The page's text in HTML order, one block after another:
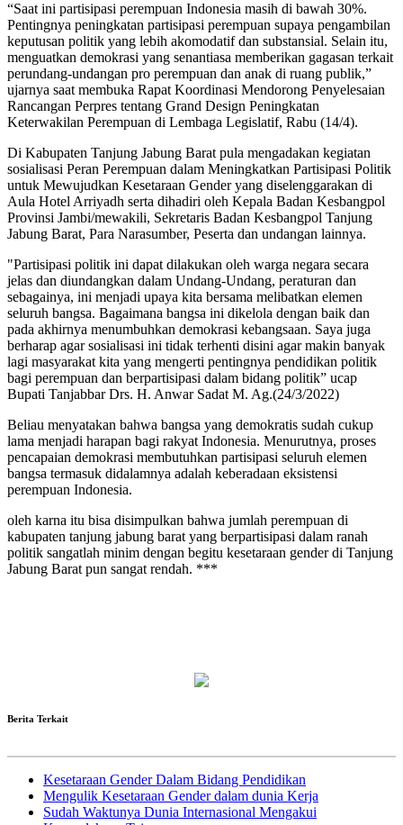
“Saat ini partisipasi perempuan Indonesia masih di bawah 30%.
Pentingnya peningkatan partisipasi perempuan supaya pengambilan
keputusan politik yang lebih akomodatif dan substansial. Selain itu,
menguatkan demokrasi yang senantiasa memberikan gagasan terkait
perundang-undangan pro perempuan dan anak di ruang publik,”
ujarnya saat membuka Rapat Koordinasi Mendorong Penyelesaian
Rancangan Perpres tentang Grand Design Peningkatan
Keterwakilan Perempuan di Lembaga Legislatif, Rabu (14/4).
Di Kabupaten Tanjung Jabung Barat pula mengadakan kegiatan
sosialisasi Peran Perempuan dalam Meningkatkan Partisipasi Politik
untuk Mewujudkan Kesetaraan Gender yang diselenggarakan di
Aula Hotel Arriyadh serta dihadiri oleh Kepala Badan Kesbangpol
Provinsi Jambi/mewakili, Sekretaris Badan Kesbangpol Tanjung
Jabung Barat, Para Narasumber, Peserta dan undangan lainnya.
"Partisipasi politik ini dapat dilakukan oleh warga negara secara
jelas dan diundangkan dalam Undang-Undang, peraturan dan
sebagainya, ini menjadi upaya kita bersama melibatkan elemen
seluruh bangsa. Bagaimana bangsa ini dikelola dengan baik dan
pada akhirnya menumbuhkan demokrasi kebangsaan. Saya juga
berharap agar sosialisasi ini tidak terhenti disini agar makin banyak
lagi masyarakat kita yang mengerti pentingnya pendidikan politik
bagi perempuan dan berpartisipasi dalam bidang politik” ucap
Bupati Tanjabbar Drs. H. Anwar Sadat M. Ag.(24/3/2022)
Beliau menyatakan bahwa bangsa yang demokratis sudah cukup
lama menjadi harapan bagi rakyat Indonesia. Menurutnya, proses
pencapaian demokrasi membutuhkan partisipasi seluruh elemen
bangsa termasuk didalamnya adalah keberadaan eksistensi
perempuan Indonesia.
oleh karna itu bisa disimpulkan bahwa jumlah perempuan di
kabupaten tanjung jabung barat yang berpartisipasi dalam ranah
politik sangatlah minim dengan begitu kesetaraan gender di Tanjung
Jabung Barat pun sangat rendah. ***
Berita Terkait
Kesetaraan Gender Dalam Bidang Pendidikan
Mengulik Kesetaraan Gender dalam dunia Kerja
Sudah Waktunya Dunia Internasional Mengakui